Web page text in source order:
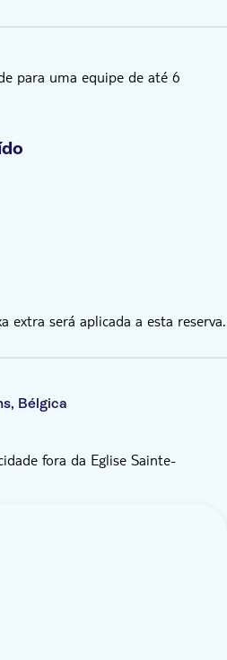
para uma equipe de até 6
extra será aplicada a esta reserva.
Bélgica
fora da Eglise Sainte-